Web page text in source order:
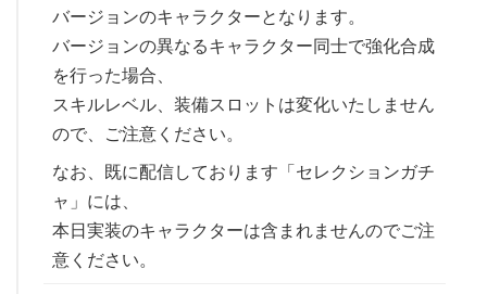
バージョンのキャラクターとなります。
バージョンの異なるキャラクター同士で強化合成
を行った場合、
スキルレベル、装備スロットは変化いたしません
ので、ご注意ください。
なお、既に配信しております「セレクションガチ
ャ」には、
本日実装のキャラクターは含まれませんのでご注
意ください。